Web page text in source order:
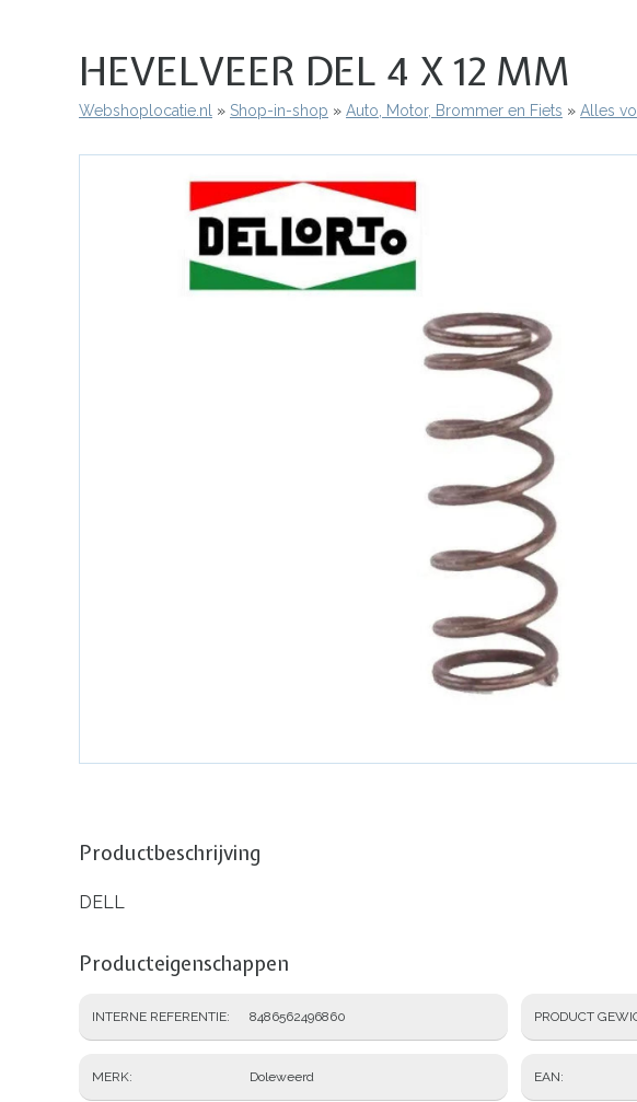
HEVELVEER DEL 4 X 12 MM
Kruimelpad
Webshoplocatie.nl Shop-in-shop Auto, Motor, Brommer en Fiets Alles
Productbeschrijving
DELL
Producteigenschappen
INTERNE REFERENTIE 8486562496860
MERK Doleweerd
PRODUCT
EAN